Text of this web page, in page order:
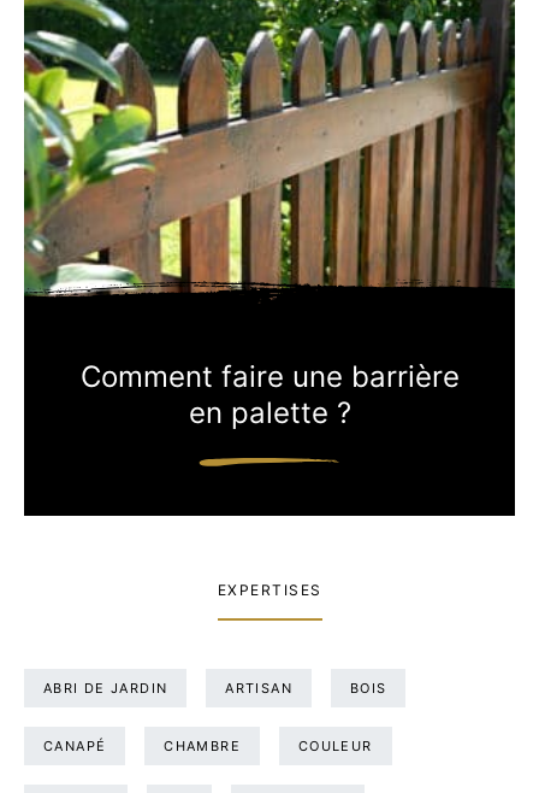
Comment faire une barrière
en palette ?
EXPERTISES
ABRI DE JARDIN ARTISAN BOIS
CANAPÉ CHAMBRE COULEUR